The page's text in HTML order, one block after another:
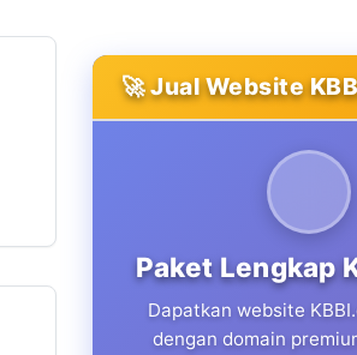
🚀 Jual Website
Paket Lengkap
Dapatkan website
dengan domain